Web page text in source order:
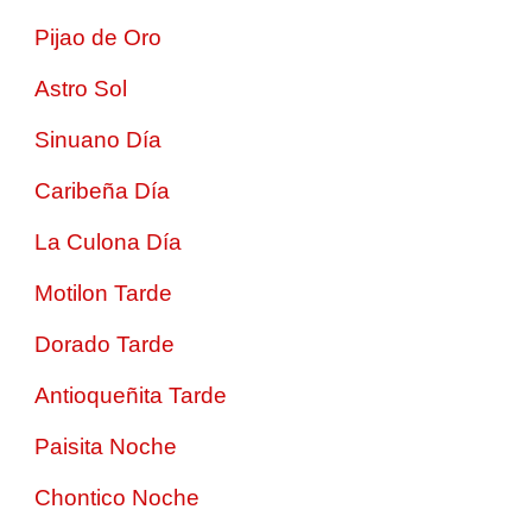
Pijao de Oro
Astro Sol
Sinuano Día
Caribeña Día
La Culona Día
Motilon Tarde
Dorado Tarde
Antioqueñita Tarde
Paisita Noche
Chontico Noche